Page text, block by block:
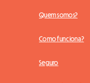
Quem somos?
Como funciona?
Seguro